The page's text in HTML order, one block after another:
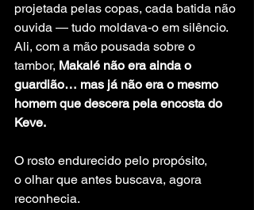
projetada pelas copas, cada batida não
ouvida — tudo moldava-o em silêncio.
Ali, com a mão pousada sobre o
tambor, Makalé não era ainda o
guardião… mas já não era o mesmo
homem que descera pela encosta do
Keve.
O rosto endurecido pelo propósito,
o olhar que antes buscava, agora
reconhecia.